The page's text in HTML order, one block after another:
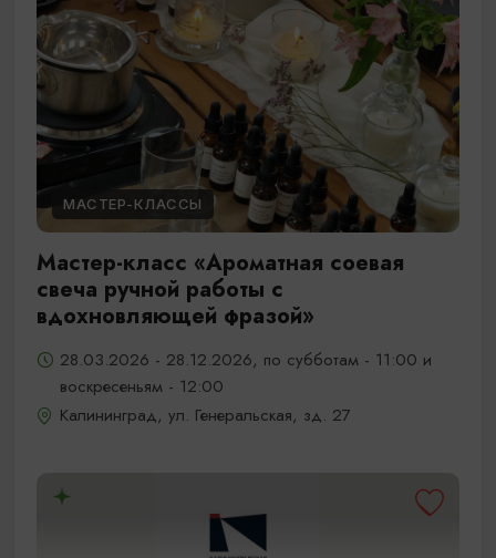
МАСТЕР-КЛАССЫ
Мастер-класс «Ароматная соевая
свеча ручной работы с
вдохновляющей фразой»
28.03.2026 - 28.12.2026, по субботам - 11:00 и
воскресеньям - 12:00
Калининград, ул. Генеральская, зд. 27